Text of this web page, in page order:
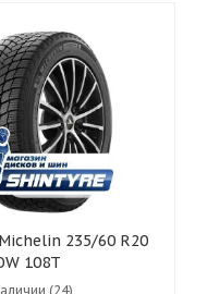
108T
(24)